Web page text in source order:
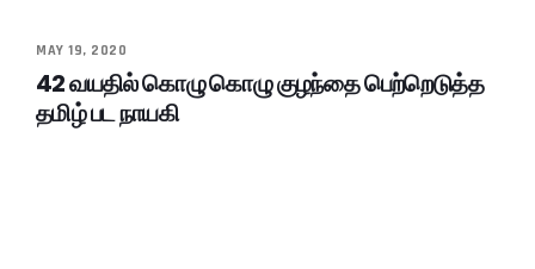
MAY 19, 2020
42 வயதில் கொழு கொழு குழந்தை பெற்றெடுத்த
தமிழ் பட நாயகி